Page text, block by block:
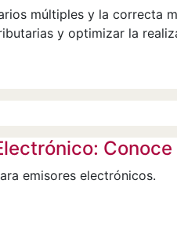
múltiples y la correcta
y optimizar la
emisores electrónicos.